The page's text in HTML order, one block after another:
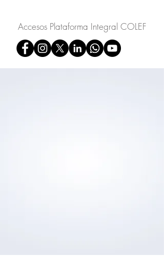
Accesos Plataforma Integral COLEF